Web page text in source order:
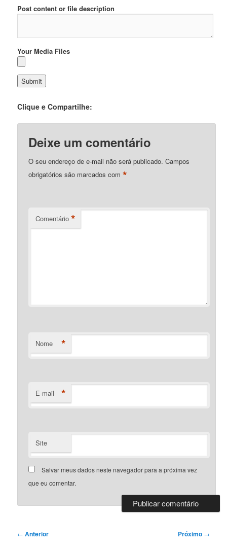
Post content or file description
Your Media Files
Clique e Compartilhe:
Deixe um comentário
O seu endereço de e-mail não será publicado. Campos
obrigatórios são marcados com*
Comentário *
Nome *
E-mail *
Site
Salvar meus dados neste navegador para a próxima vez
que eu comentar.
Navegação
← Anterior Próximo →